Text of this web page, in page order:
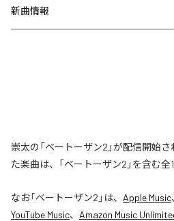
新曲情報
崇太の「ベートーザン2」が配信開始
た楽曲は、「ベートーザン2」を含む全
なお「ベートーザン2 」は、 Apple Music
YouTube Music、 Amazon Music